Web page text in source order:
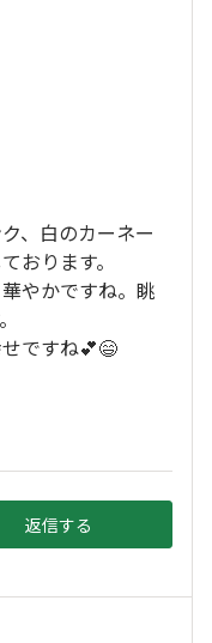
、白のカーネー
おります。
やかですね。眺
ですね💕😄
返信する